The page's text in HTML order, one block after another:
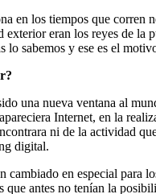
en los tiempos que corren
exterior eran los reyes de la
lo sabemos y ese es el
una nueva ventana al
Internet, en la
ni de la actividad
digital.
cambiado en especial para
que antes no tenían la